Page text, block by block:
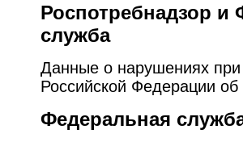
Роспотребнадзор и
служба
Данные о нарушениях при
Российской Федерации
Федеральная